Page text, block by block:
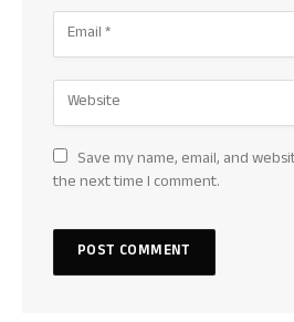
Save my name, email, and
the next time I comment.